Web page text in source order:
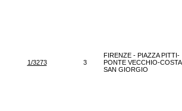
1/3273 3
FIRENZE - PIAZZA PITTI-
PONTE VECCHIO-COSTA
SAN GIORGIO